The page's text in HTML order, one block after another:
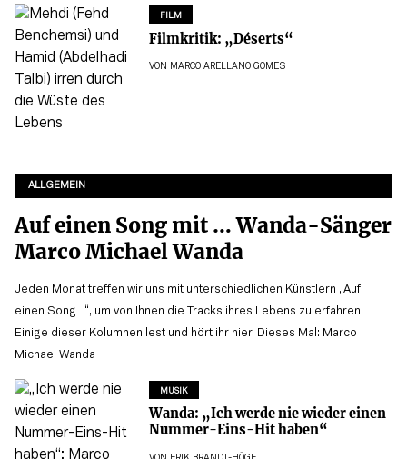
FILM
Filmkritik: „Déserts“
VON MARCO ARELLANO GOMES
ALLGEMEIN
Auf einen Song mit … Wanda-Sänger
Marco Michael Wanda
Jeden Monat treffen wir uns mit unterschiedlichen Künstlern „Auf
einen Song...“, um von Ihnen die Tracks ihres Lebens zu erfahren.
Einige dieser Kolumnen lest und hört ihr hier. Dieses Mal: Marco
Michael Wanda
MUSIK
Wanda: „Ich werde nie wieder einen
Nummer-Eins-Hit haben“